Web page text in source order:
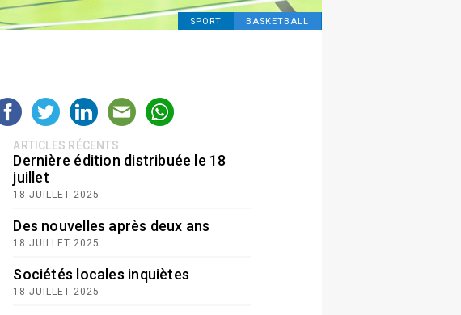
SPORT BASKETBALL
ARTICLES RÉCENTS
Dernière édition distribuée le 18
juillet
18 JUILLET 2025
Des nouvelles après deux ans
18 JUILLET 2025
Sociétés locales inquiètes
18 JUILLET 2025